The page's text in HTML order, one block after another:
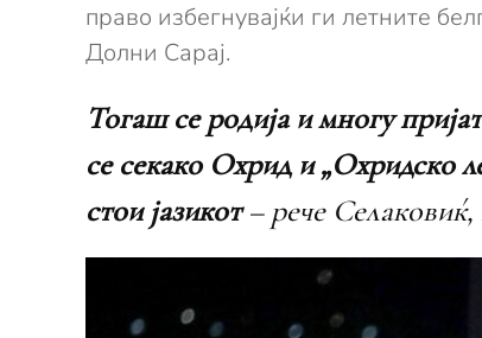
право избегнувајќи ги летните
Долни Сарај.
Тогаш се родија и многу
се секако Охрид и „Охридско
стои јазикот– рече Селаковиќ,